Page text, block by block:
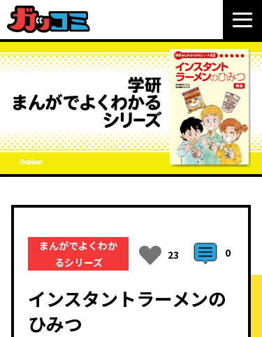
まんがでよくわか
るシリーズ
23 0
インスタントラーメンの
ひみつ